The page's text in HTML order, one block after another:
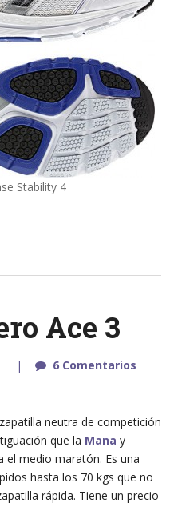
Stability 4
Ace 3
6 Comentarios
neutra de competición
que la Mana y
el medio maratón. Es una
hasta los 70 kgs que no
rápida. Tiene un precio